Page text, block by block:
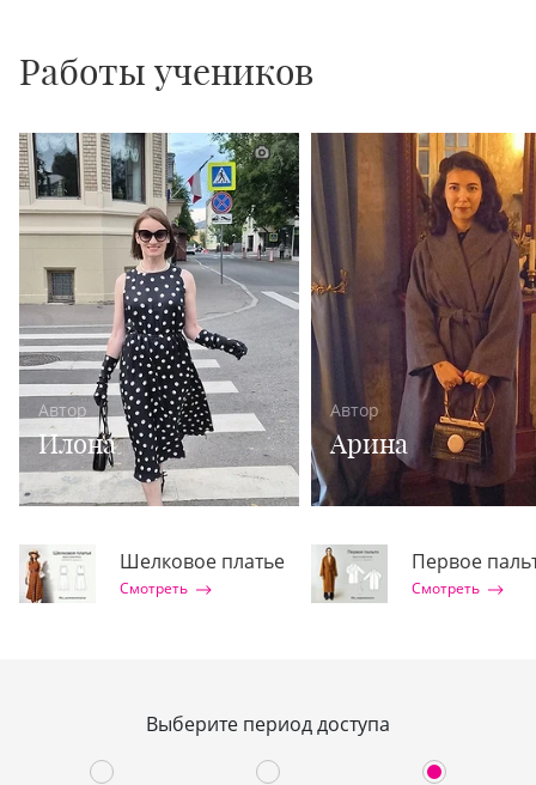
Работы учеников
1
Автор
Илона
Шелковое платье
Смотреть
Автор
Арина
Первое
Смотреть
Выберите период доступа